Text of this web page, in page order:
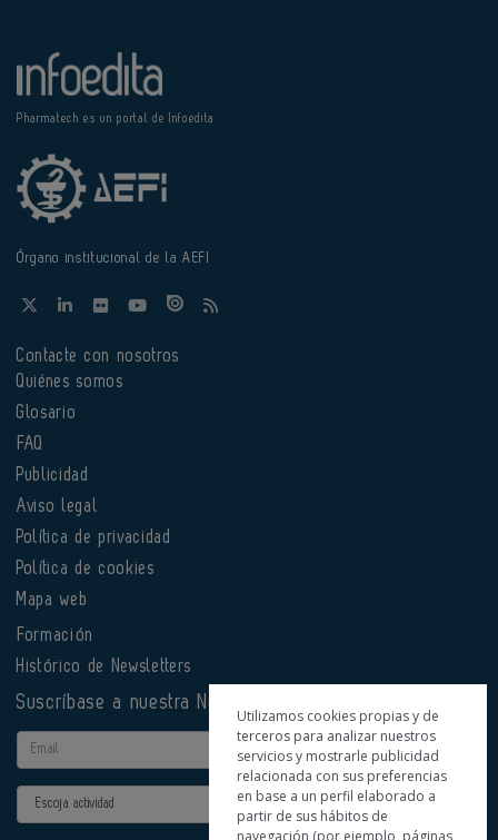
Pharmatech es un portal de Infoedita
Órgano institucional de la AEFI
Contacte con nosotros
Quiénes somos
Glosario
FAQ
Publicidad
Aviso legal
Política de privacidad
Política de cookies
Mapa web
Formación
Histórico de Newsletters
Suscríbase a nuestra Newsletter
Email
Actividad
Utilizamos cookies propias y de
terceros para analizar nuestros
servicios y mostrarle publicidad
relacionada con sus preferencias
en base a un perfil elaborado a
partir de sus hábitos de
navegación (por ejemplo, páginas